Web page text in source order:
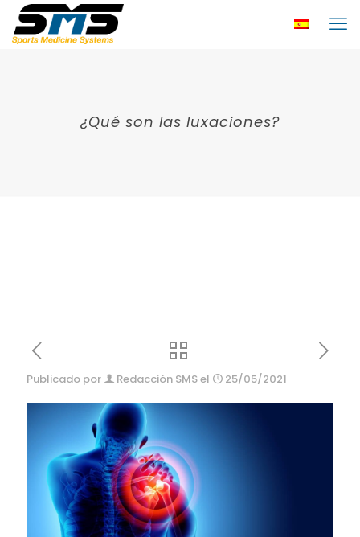
¿Qué son las luxaciones?
Publicado por Redacción SMSel 25/05/2021